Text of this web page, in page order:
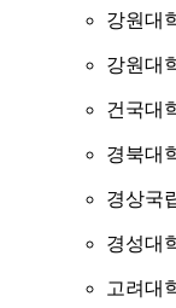
강원대
강원대
건국대
경북대
경상국
경성대
고려대